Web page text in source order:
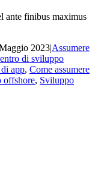
ante finibus maximus
2023|Assumere
di sviluppo
app, Come assumere
offshore, Sviluppo